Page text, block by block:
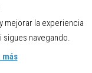
con la modelo y
de la chica con el
relación.
mejorar la experiencia
sigues navegando.
más